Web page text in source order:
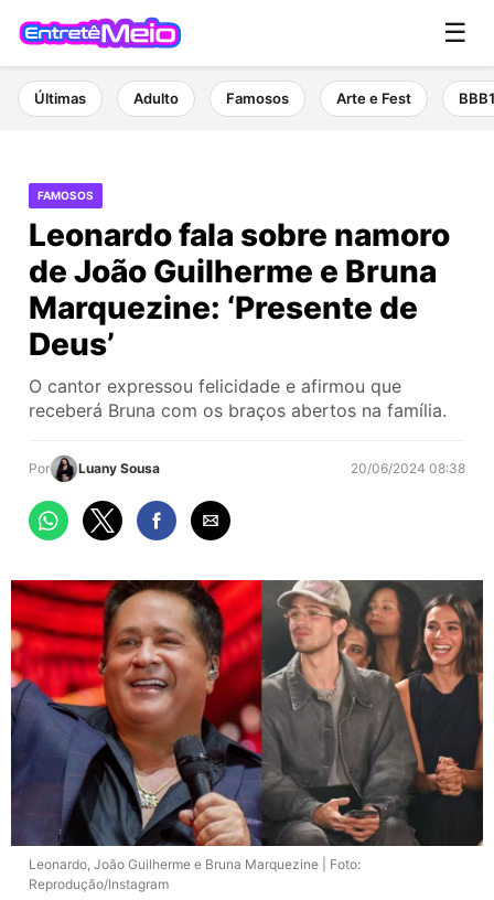
☰
Últimas Adulto Famosos Arte e Fest
FAMOSOS
Leonardo fala sobre namoro
de João Guilherme e Bruna
Marquezine: ‘Presente de
Deus’
O cantor expressou felicidade e afirmou que
receberá Bruna com os braços abertos na família.
Por Luany Sousa 20/06/2024 08:38
Leonardo, João Guilherme e Bruna Marquezine | Foto:
Reprodução/Instagram